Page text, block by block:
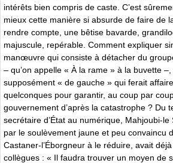
intérêts bien compris de caste. C’est
mieux cette manière si absurde de faire de
rendre compte, une bêtise bavarde,
majuscule, repérable. Comment expliquer
manœuvre qui consiste à détacher du
– qu’on appelle « À la rame » à la buvette
supposément « de gauche » qui ferait
quelconques pour garantir, au coup par
gouvernement d’après la catastrophe ? Du
secrétaire d’État au numérique, Mahjoubi-
par le soulèvement jaune et peu convaincu
Castaner-l’Éborgneur à le réduire, avait
collègues : « Il faudra trouver un moyen de